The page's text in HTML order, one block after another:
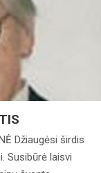
Džiaugėsi širdis
Susibūrė laisvi